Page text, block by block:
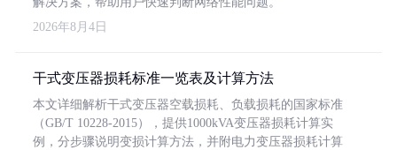
2026年8月4日
干式变压器损耗标准一览表及计算方法
本文详细解析干式变压器空载损耗、负载损耗的国家标准
（GB/T 10228-2015），提供1000kVA变压器损耗计算实
例，分步骤说明变损计算方法，并附电力变压器损耗计算